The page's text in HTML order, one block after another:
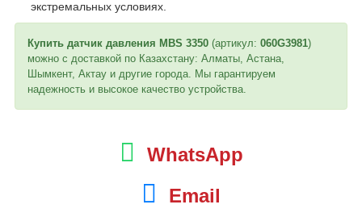
экстремальных условиях.
Купить датчик давления MBS 3350 (артикул: 060G3981)
можно с доставкой по Казахстану: Алматы, Астана,
Шымкент, Актау и другие города. Мы гарантируем
надежность и высокое качество устройства.
WhatsApp
Email